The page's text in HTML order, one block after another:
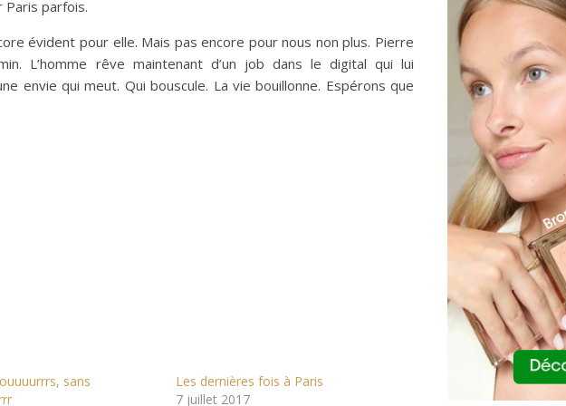
Paris parfois.
évident pour elle. Mais pas encore pour nous non plus. Pierre
L’homme rêve maintenant d’un job dans le digital qui lui
envie qui meut. Qui bouscule. La vie bouillonne. Espérons que
sans
Les dernières fois à Paris
7 juillet 2017